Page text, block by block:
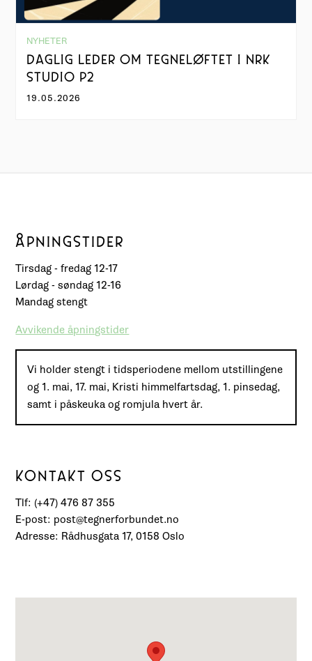
NYHETER
DAGLIG LEDER OM TEGNELØFTET I NRK
STUDIO P2
19.05.2026
ÅPNINGSTIDER
Tirsdag - fredag 12-17
Lørdag - søndag 12-16
Mandag stengt
Avvikende åpningstider
Vi holder stengt i tidsperiodene mellom utstillingene
og 1. mai, 17. mai, Kristi himmelfartsdag, 1. pinsedag,
samt i påskeuka og romjula hvert år.
KONTAKT OSS
Tlf: (+47) 476 87 355
E-post: post@tegnerforbundet.no
Adresse: Rådhusgata 17, 0158 Oslo